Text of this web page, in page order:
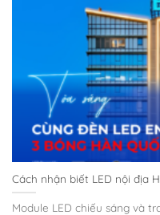
Cách nhận biết LED nội địa
Module LED chiếu sáng và